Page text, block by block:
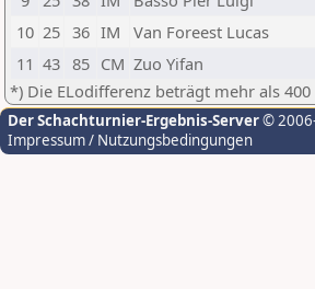
10 25 36 IM Van Foreest Lucas
11 43 85 CM Zuo Yifan
*) Die ELodifferenz beträgt mehr als
Der Schachturnier-Ergebnis-Server©
Impressum / Nutzungsbedingungen